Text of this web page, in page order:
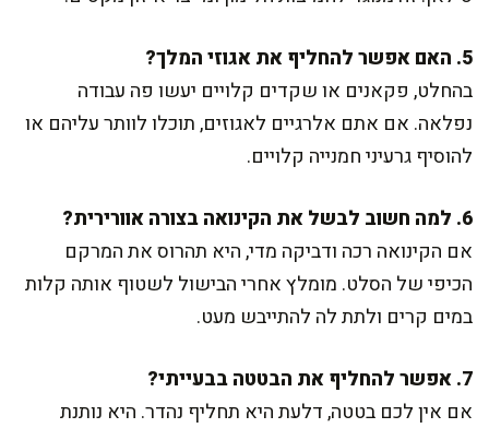
5. האם אפשר להחליף את אגוזי המלך?
בהחלט, פקאנים או שקדים קלויים יעשו פה עבודה
נפלאה. אם אתם אלרגיים לאגוזים, תוכלו לוותר עליהם או
להוסיף גרעיני חמנייה קלויים.
6. למה חשוב לבשל את הקינואה בצורה אוורירית?
אם הקינואה רכה ודביקה מדי, היא תהרוס את המרקם
הכיפי של הסלט. מומלץ אחרי הבישול לשטוף אותה קלות
במים קרים ולתת לה להתייבש מעט.
7. אפשר להחליף את הבטטה בבעייתי?
אם אין לכם בטטה, דלעת היא תחליף נהדר. היא נותנת